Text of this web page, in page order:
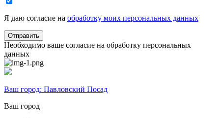
Я даю согласие на обработку моих персональных данных
Необходимо ваше согласие на обработку персональных
данных
Ваш город: Павловский Посад
Ваш город